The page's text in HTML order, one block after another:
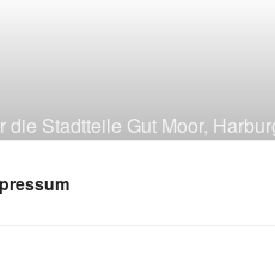
Stadtteile Gut Moor,